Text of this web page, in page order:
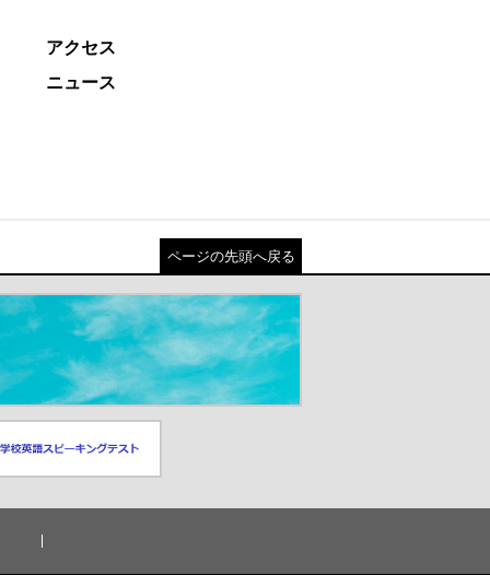
アクセス
ニュース
ページの先頭へ戻る
ピーキングテスト
ウが開きます）